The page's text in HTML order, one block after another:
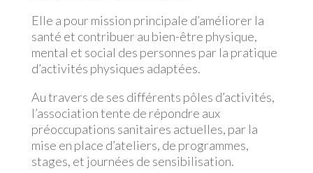
Elle a pour mission principale d’améliorer la
santé et contribuer au bien-être physique,
mental et social des personnes par la pratique
d’activités physiques adaptées.
Au travers de ses différents pôles d’activités,
l’association tente de répondre aux
préoccupations sanitaires actuelles, par la
mise en place d’ateliers, de programmes,
stages, et journées de sensibilisation.